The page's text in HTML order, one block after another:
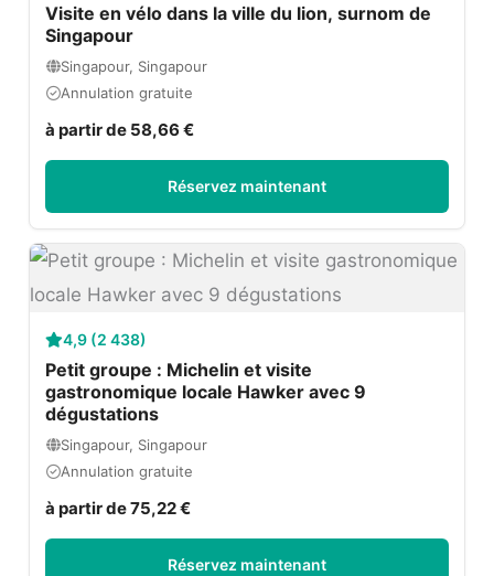
Visite en vélo dans la ville du lion, surnom de
Singapour
Singapour, Singapour
Annulation gratuite
à partir de 58,66 €
Réservez maintenant
4,9 (2 438)
Petit groupe : Michelin et visite
gastronomique locale Hawker avec 9
dégustations
Singapour, Singapour
Annulation gratuite
à partir de 75,22 €
Réservez maintenant